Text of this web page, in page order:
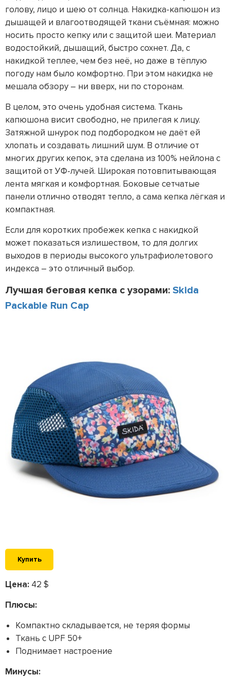
голову, лицо и шею от солнца. Накидка-капюшон из
дышащей и влагоотводящей ткани съёмная: можно
носить просто кепку или с защитой шеи. Материал
водостойкий, дышащий, быстро сохнет. Да, с
накидкой теплее, чем без неё, но даже в тёплую
погоду нам было комфортно. При этом накидка не
мешала обзору – ни вверх, ни по сторонам.
В целом, это очень удобная система. Ткань
капюшона висит свободно, не прилегая к лицу.
Затяжной шнурок под подбородком не даёт ей
хлопать и создавать лишний шум. В отличие от
многих других кепок, эта сделана из 100% нейлона с
защитой от УФ-лучей. Широкая потовпитывающая
лента мягкая и комфортная. Боковые сетчатые
панели отлично отводят тепло, а сама кепка лёгкая и
компактная.
Если для коротких пробежек кепка с накидкой
может показаться излишеством, то для долгих
выходов в периоды высокого ультрафиолетового
индекса – это отличный выбор.
Лучшая беговая кепка с узорами: Skida
Packable Run Cap
Купить
Цена: 42 $
Плюсы:
Компактно складывается, не теряя формы
Ткань с UPF 50+
Поднимает настроение
Минусы: